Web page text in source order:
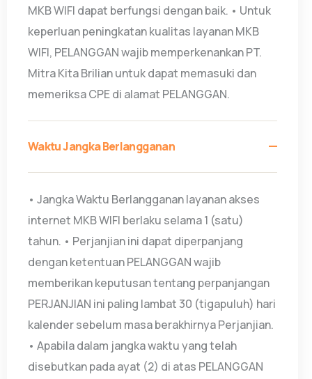
MKB WIFI dapat berfungsi dengan baik. • Untuk
keperluan peningkatan kualitas layanan MKB
WIFI, PELANGGAN wajib memperkenankan PT.
Mitra Kita Brilian untuk dapat memasuki dan
memeriksa CPE di alamat PELANGGAN.
Waktu Jangka Berlangganan
• Jangka Waktu Berlangganan layanan akses
internet MKB WIFI berlaku selama 1 (satu)
tahun. • Perjanjian ini dapat diperpanjang
dengan ketentuan PELANGGAN wajib
memberikan keputusan tentang perpanjangan
PERJANJIAN ini paling lambat 30 (tigapuluh) hari
kalender sebelum masa berakhirnya Perjanjian.
• Apabila dalam jangka waktu yang telah
disebutkan pada ayat (2) di atas PELANGGAN